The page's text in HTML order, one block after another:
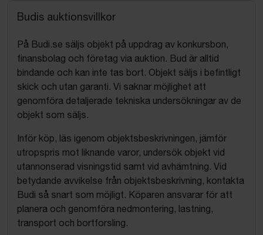
Budis auktionsvillkor
På Budi.se säljs objekt på uppdrag av konkursbon,
finansbolag och företag via auktion. Bud är alltid
bindande och kan inte tas bort. Objekt säljs i befintligt
skick och utan garanti. Vi saknar möjlighet att
genomföra detaljerade tekniska undersökningar av de
objekt som säljs.
Inför köp, läs igenom objektsbeskrivningen, jämför
utropspris mot liknande varor, undersök objekt vid
utannonserad visningstid samt vid avhämtning. Vid
betydande avvikelse från objektsbeskrivning, kontakta
Budi så snart som möjligt. Köparen ansvarar för att
planera och genomföra nedmontering, lastning,
transport och bortforsling.